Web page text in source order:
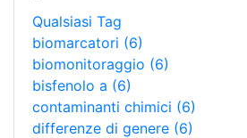
Qualsiasi Tag
biomarcatori (6)
biomonitoraggio (6)
bisfenolo a (6)
contaminanti chimici (6)
differenze di genere (6)